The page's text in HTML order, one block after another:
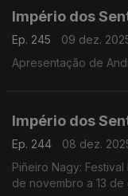
Império dos
Ep. 245
09 dez.
Apresentação de
Império dos
Ep. 244
08 dez.
Piñeiro Nagy:
de novembro a 13